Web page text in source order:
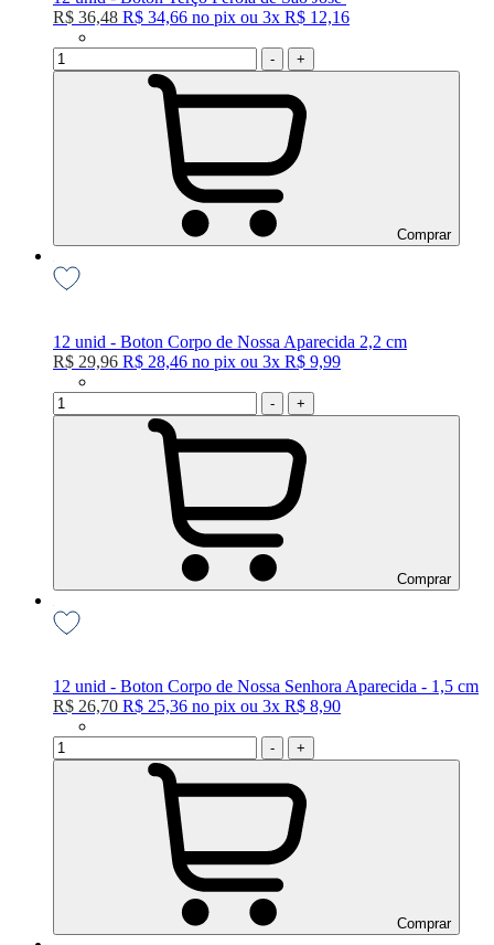
R$ 36,48 R$ 34,66 no pix ou 3x R$ 12,16
- +
Comprar
12 unid - Boton Corpo de Nossa Aparecida 2,2 cm
R$ 29,96 R$ 28,46 no pix ou 3x R$ 9,99
- +
Comprar
12 unid - Boton Corpo de Nossa Senhora Aparecida - 1,5 cm
R$ 26,70 R$ 25,36 no pix ou 3x R$ 8,90
- +
Comprar